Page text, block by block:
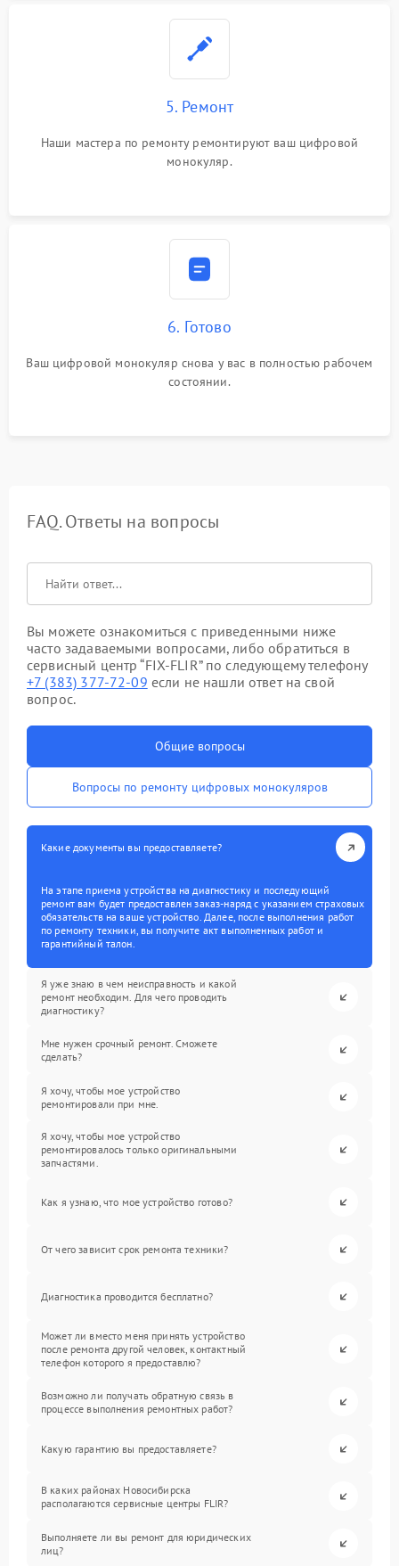
5. Ремонт
Наши мастера по ремонту ремонтируют ваш цифровой
монокуляр.
6. Готово
Ваш цифровой монокуляр снова у вас в полностью рабочем
состоянии.
FAQ. Ответы на вопросы
Вы можете ознакомиться с приведенными ниже
часто задаваемыми вопросами, либо обратиться в
сервисный центр “FIX-FLIR” по следующему телефону
+7 (383) 377-72-09 если не нашли ответ на свой
вопрос.
Общие вопросы
Вопросы по ремонту цифровых монокуляров
Какие документы вы предоставляете?
На этапе приема устройства на диагностику и последующий
ремонт вам будет предоставлен заказ-наряд с указанием страховых
обязательств на ваше устройство. Далее, после выполнения работ
по ремонту техники, вы получите акт выполненных работ и
гарантийный талон.
Я уже знаю в чем неисправность и какой
ремонт необходим. Для чего проводить
диагностику?
Мне нужен срочный ремонт. Сможете
сделать?
Я хочу, чтобы мое устройство
ремонтировали при мне.
Я хочу, чтобы мое устройство
ремонтировалось только оригинальными
запчастями.
Как я узнаю, что мое устройство готово?
От чего зависит срок ремонта техники?
Диагностика проводится бесплатно?
Может ли вместо меня принять устройство
после ремонта другой человек, контактный
телефон которого я предоставлю?
Возможно ли получать обратную связь в
процессе выполнения ремонтных работ?
Какую гарантию вы предоставляете?
В каких районах Новосибирска
располагаются сервисные центры FLIR?
Выполняете ли вы ремонт для юридических
лиц?